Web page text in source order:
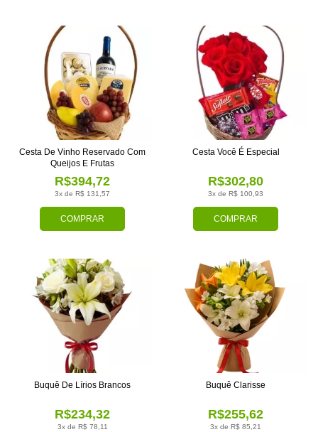
COMPRAR
3x de R$ 131,57
R$394,72
Cesta De Vinho Reservado Com
Queijos E Frutas
COMPRAR
3x de R$ 100,93
R$302,80
Cesta Você É Especial
3x de R$ 78,11
R$234,32
Buquê De Lírios Brancos
3x de R$ 85,21
R$255,62
Buquê Clarisse